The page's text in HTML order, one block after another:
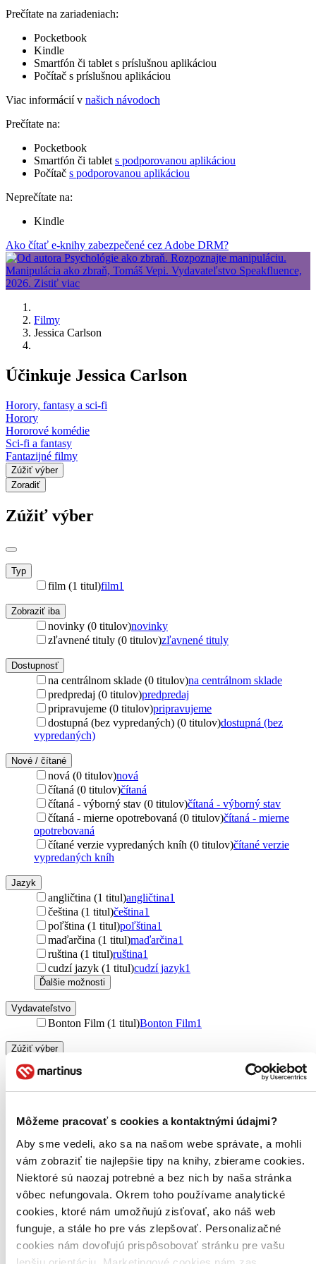
Môžeme pracovať s cookies a kontaktnými údajmi?
Aby sme vedeli, ako sa na našom webe správate, a mohli
vám zobraziť tie najlepšie tipy na knihy, zbierame cookies.
Niektoré sú naozaj potrebné a bez nich by naša stránka
vôbec nefungovala. Okrem toho používame analytické
cookies, ktoré nám umožňujú zisťovať, ako náš web
funguje, a stále ho pre vás zlepšovať. Personalizačné
cookies nám dovoľujú prispôsobovať stránku pre vašu
Prečítate na zariadeniach:
Pocketbook
Kindle
Smartfón či tablet s príslušnou aplikáciou
Počítač s príslušnou aplikáciou
Viac informácií v našich návodoch
Prečítate na:
Pocketbook
Smartfón či tablet s podporovanou aplikáciou
Počítač s podporovanou aplikáciou
Neprečítate na:
Kindle
Ako čítať e-knihy zabezpečené cez Adobe DRM?
Filmy
Jessica Carlson
Účinkuje Jessica Carlson
Horory, fantasy a sci-fi
Horory
Hororové komédie
Sci-fi a fantasy
Fantazijné filmy
Zúžiť výber
Zoradiť
Zúžiť výber
Typ
film (1 titul)film1
Zobraziť iba
novinky (0 titulov)novinky
zľavnené tituly (0 titulov)zľavnené tituly
Dostupnosť
na centrálnom sklade (0 titulov)na centrálnom sklade
predpredaj (0 titulov)predpredaj
pripravujeme (0 titulov)pripravujeme
dostupná (bez vypredaných) (0 titulov)dostupná (bez
vypredaných)
Nové / čítané
nová (0 titulov)nová
čítaná (0 titulov)čítaná
čítaná - výborný stav (0 titulov)čítaná - výborný stav
čítaná - mierne opotrebovaná (0 titulov)čítaná - mierne
opotrebovaná
čítané verzie vypredaných kníh (0 titulov)čítané verzie
vypredaných kníh
Jazyk
angličtina (1 titul)angličtina1
čeština (1 titul)čeština1
poľština (1 titul)poľština1
maďarčina (1 titul)maďarčina1
ruština (1 titul)ruština1
cudzí jazyk (1 titul)cudzí jazyk1
Ďalšie možnosti
Vydavateľstvo
Bonton Film (1 titul)Bonton Film1
Zúžiť výber
Zoradiť
Bestsellery
Top hodnotené
Najdrahšie
Najlacnejšie
Najvyššia zľava